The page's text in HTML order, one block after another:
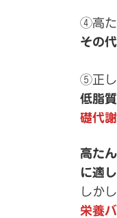
④高た
その
⑤正し
低脂
礎代
高た
に適
しか
栄養